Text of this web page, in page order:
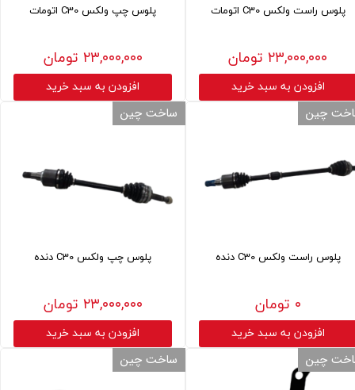
پلوس راست ولکس C30 اتومات
۲۳,۰۰۰,۰۰۰ تومان
افزودن به سبد خرید
پلوس چپ ولکس C30 اتومات
۲۳,۰۰۰,۰۰۰ تومان
افزودن به سبد خرید
پلوس راست ولکس C30 دنده
۰ تومان
افزودن به سبد خرید
چین
پلوس چپ ولکس C30 دنده
۲۳,۰۰۰,۰۰۰ تومان
افزودن به سبد خرید
ساخت چین
چین ساخت چین